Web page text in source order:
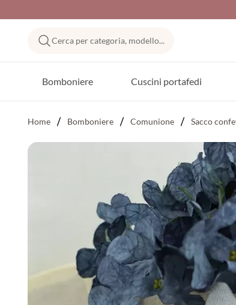
Cerca per categoria, modello...
Bomboniere Cuscini portafedi
Home Bomboniere Comunione Sacco